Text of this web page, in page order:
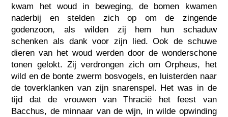
kwam het woud in beweging, de bomen kwamen
naderbij en stelden zich op om de zingende
godenzoon, als wilden zij hem hun schaduw
schenken als dank voor zijn lied. Ook de schuwe
dieren van het woud werden door de wonderschone
tonen gelokt. Zij verdrongen zich om Orpheus, het
wild en de bonte zwerm bosvogels, en luisterden naar
de toverklanken van zijn snarenspel. Het was in de
tijd dat de vrouwen van Thracië het feest van
Bacchus, de minnaar van de wijn, in wilde opwinding